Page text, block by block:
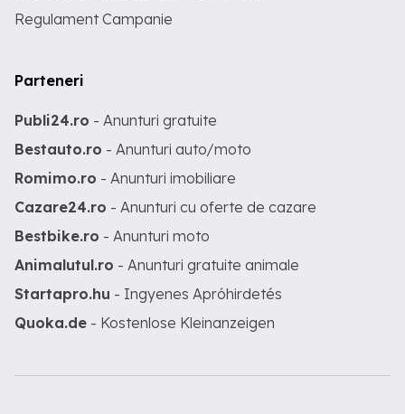
Regulament Campanie
Parteneri
Publi24.ro - Anunturi gratuite
Bestauto.ro - Anunturi auto/moto
Romimo.ro - Anunturi imobiliare
Cazare24.ro - Anunturi cu oferte de cazare
Bestbike.ro - Anunturi moto
Animalutul.ro - Anunturi gratuite animale
Startapro.hu - Ingyenes Apróhirdetés
Quoka.de - Kostenlose Kleinanzeigen